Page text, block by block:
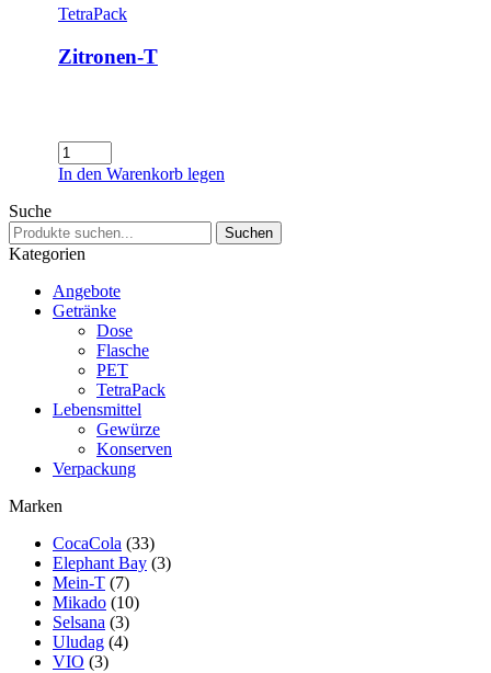
TetraPack
Zitronen-T
Zitronen-
T
In den Warenkorb legen
Suche
Suchen
nach:
Suchen
Kategorien
Angebote
Getränke
Dose
Flasche
PET
TetraPack
Lebensmittel
Gewürze
Konserven
Verpackung
Marken
CocaCola (33)
Elephant Bay (3)
Mein-T (7)
Mikado (10)
Selsana (3)
Uludag (4)
VIO (3)